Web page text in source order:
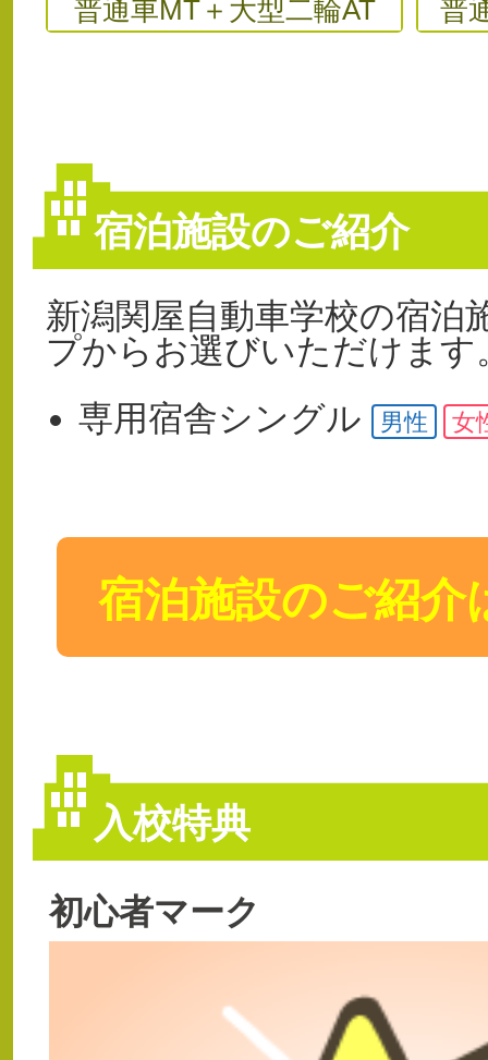
普通車MT＋大型二輪AT 普
宿泊施設のご紹介
新潟関屋自動車学校の宿泊
プからお選びいただけます
専用宿舎シングル 男性 女
宿泊施設のご紹介
入校特典
初心者マーク